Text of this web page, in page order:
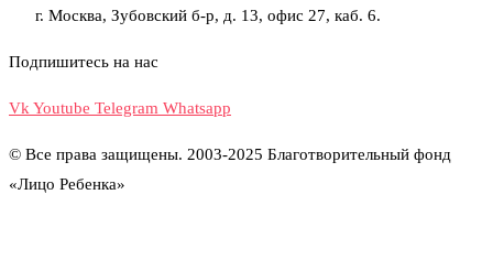
г. Москва, Зубовский б-р, д. 13, офис 27, каб. 6.
Подпишитесь на нас
Vk Youtube Telegram Whatsapp
© Все права защищены. 2003-2025 Благотворительный фонд
«Лицо Ребенка»